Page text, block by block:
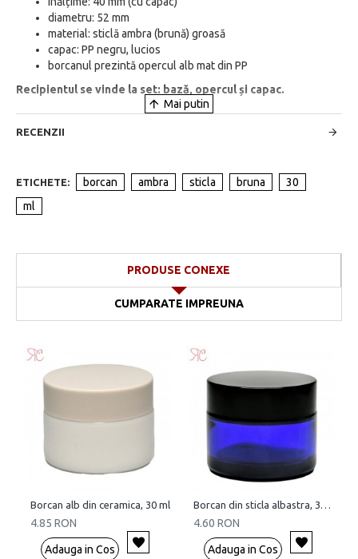
diametru: 52 mm
material: sticlă ambra (brună) groasă
capac: PP negru, lucios
borcanul prezintă opercul alb mat din PP
Recipientul se vinde la set: bază, opercul și capac.
RECENZII
ETICHETE: borcan ambra sticla bruna
30
ml
PRODUSE CONEXE
CUMPARATE IMPREUNA
Borcan alb din ceramica, 30 ml
4.85 RON
Adauga in Cos
Borcan din sticla albastra, 30 ml
4.60 RON
Adauga in Cos